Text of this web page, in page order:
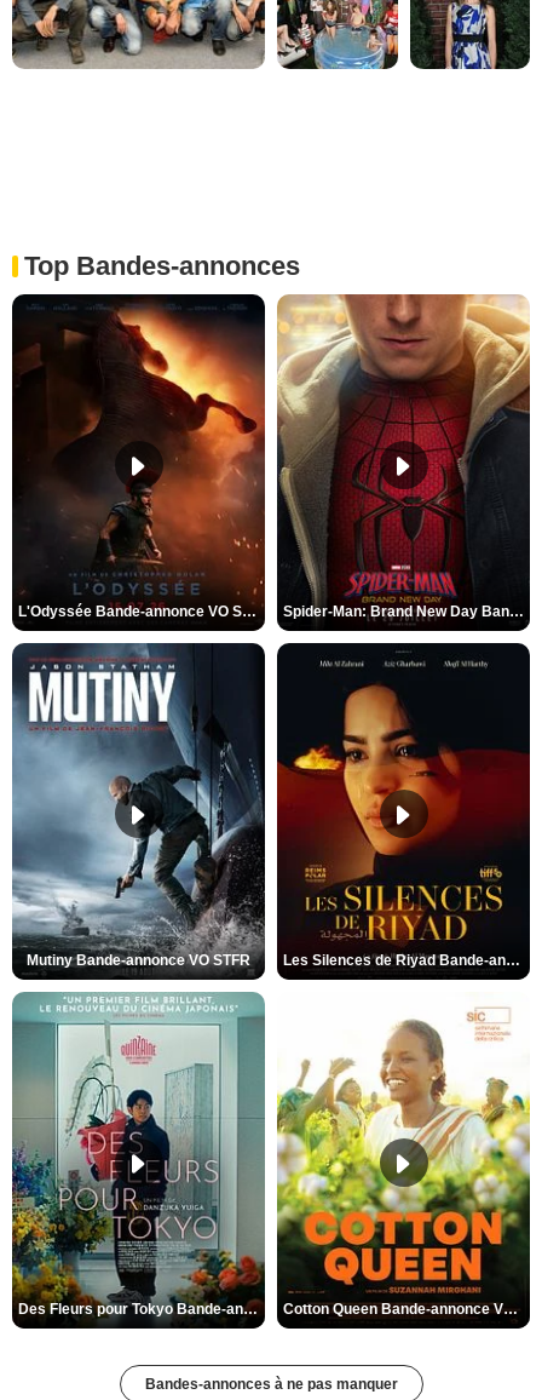
Top Bandes-annonces
L'Odyssée Bande-annonce VO STFR Spider-Man: Brand New Day Bande-annonce VO STFR
Mutiny Bande-annonce VO STFR Les Silences de Riyad Bande-annonce VO STFR
Des Fleurs pour Tokyo Bande-annonce VO STFR Cotton Queen Bande-annonce VO STFR
Bandes-annonces à ne pas manquer